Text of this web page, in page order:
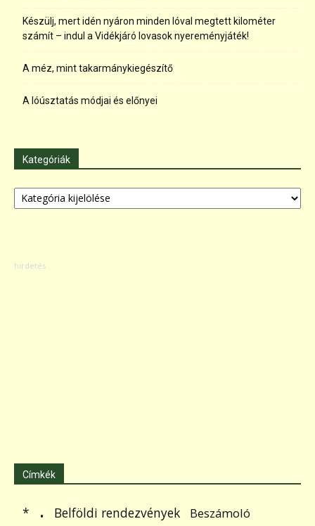
Készülj, mert idén nyáron minden lóval megtett kilométer
számít – indul a Vidékjáró lovasok nyereményjáték!
A méz, mint takarmánykiegészítő
A lóúsztatás módjai és előnyei
Kategóriák
Kategóriák
Címkék
* . Belföldi rendezvények Beszámoló